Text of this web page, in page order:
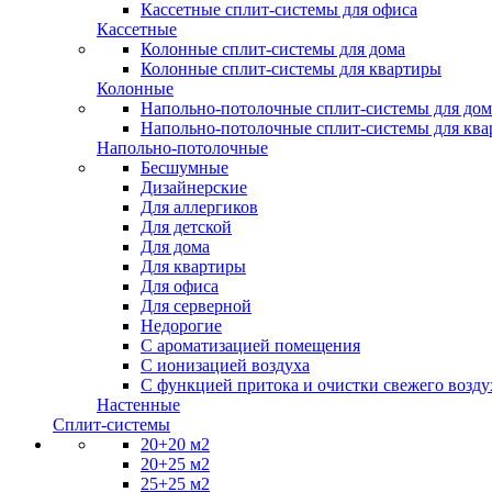
Кассетные сплит-системы для офиса
Кассетные
Колонные сплит-системы для дома
Колонные сплит-системы для квартиры
Колонные
Напольно-потолочные сплит-системы для
Напольно-потолочные сплит-системы для
Напольно-потолочные
Бесшумные
Дизайнерские
Для аллергиков
Для детской
Для дома
Для квартиры
Для офиса
Для серверной
Недорогие
С ароматизацией помещения
С ионизацией воздуха
С функцией притока и очистки свежего
Настенные
Сплит-системы
20+20 м2
20+25 м2
25+25 м2